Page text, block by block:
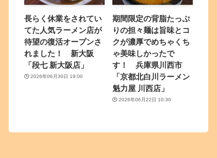
長らく休業をされてい
てた人気ラーメン店が
待望の復活オープンさ
れました！ 新大阪
「段七 新大阪店」
2026年06月30日 19:00
期間限定の背脂たっぷ
りの担々麺は旨味とコ
クが濃厚でめちゃくち
ゃ美味しかったで
す！ 兵庫県川西市
「京都北白川ラーメン
魁力屋 川西店」
2026年06月22日 10:30